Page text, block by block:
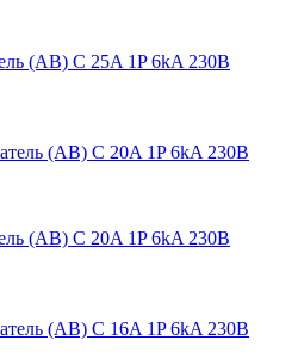
(АВ) C 25A 1P 6kA 230В
(АВ) C 20A 1P 6kA 230В